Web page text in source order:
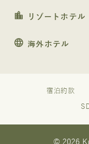
location_city リゾートホテル
language 海外ホテル
宿泊約款
© 2026